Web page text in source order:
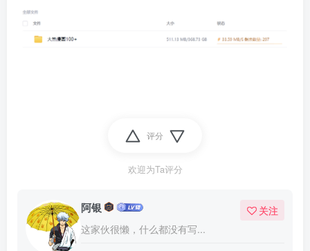
评分
欢迎为Ta评分
阿银
这家伙很懒，什么都没有写...
关注